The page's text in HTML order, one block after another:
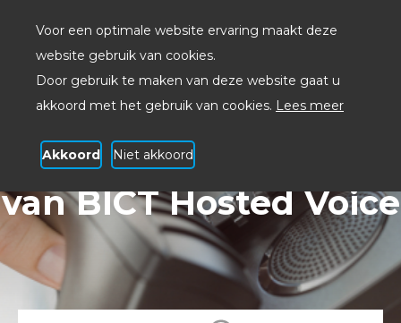
Voor een optimale website ervaring maakt deze
website gebruik van cookies.
Door gebruik te maken van deze website gaat u
akkoord met het gebruik van cookies. Lees meer
Akkoord Niet akkoord
Ontdek de voordelen
van BICT Hosted Voice